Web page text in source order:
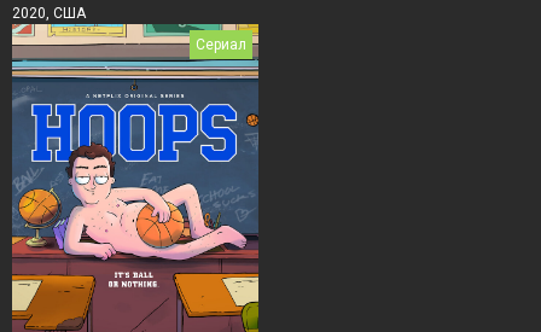
2020, США
Сериал